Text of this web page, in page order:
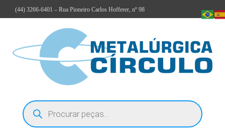
(44) 3266-6401 – Rua Pioneiro Carlos Hofferer, nº 98